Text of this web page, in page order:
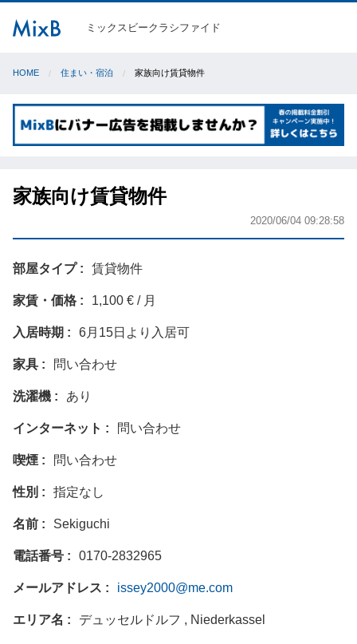
ミックスビークラシファイド
HOME 住まい・宿泊 家族向け賃貸物件
家族向け賃貸物件
2020/06/04 09:28:58
部屋タイプ 賃貸物件
家賃・価格 1,100 € / 月
入居時期 6月15日より入居可
家具 問い合わせ
洗濯機 あり
インターネット 問い合わせ
喫煙 問い合わせ
性別 指定なし
名前 Sekiguchi
電話番号 0170-2832965
メールアドレス issey2000@me.com
エリア名 デュッセルドルフ , Niederkassel